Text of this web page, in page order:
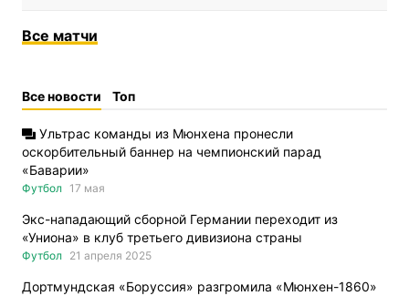
Все матчи
Все новости Топ
Ультрас команды из Мюнхена пронесли
оскорбительный баннер на чемпионский парад
«Баварии»
Футбол 17 мая
Экс-нападающий сборной Германии переходит из
«Униона» в клуб третьего дивизиона страны
Футбол 21 апреля 2025
Дортмундская «Боруссия» разгромила «Мюнхен-1860»